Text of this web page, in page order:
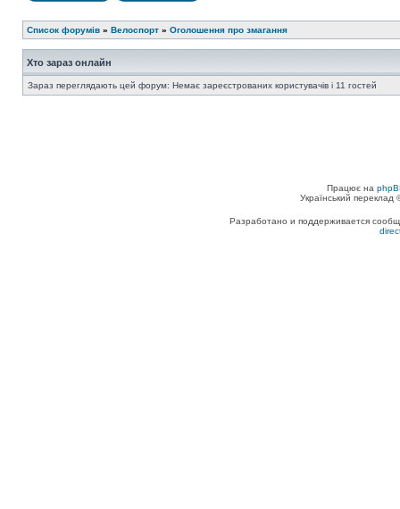
Список форумів » Велоспорт » Оголошення про змагання
Хто зараз онлайн
Зараз переглядають цей форум: Немає зареєстрованих користувачів і 11 гостей
Працює на
Український
Разработано и поддерживается